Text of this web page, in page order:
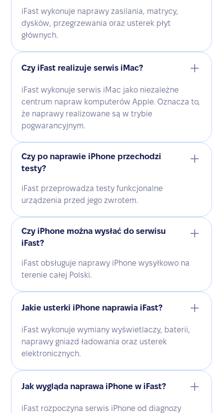
iFast wykonuje naprawy zasilania, matrycy,
dysków, przegrzewania oraz usterek płyt
głównych.
Czy iFast realizuje serwis iMac?
iFast wykonuje serwis iMac jako niezależne
centrum napraw komputerów Apple. Oznacza to,
że naprawy realizowane są w trybie
pogwarancyjnym.
Czy po naprawie iPhone przechodzi
testy?
iFast przeprowadza testy funkcjonalne
urządzenia przed jego zwrotem.
Czy iPhone można wysłać do serwisu
iFast?
iFast obsługuje naprawy iPhone wysyłkowo na
terenie całej Polski.
Jakie usterki iPhone naprawia iFast?
iFast wykonuje wymiany wyświetlaczy, baterii,
naprawy gniazd ładowania oraz usterek
elektronicznych.
Jak wygląda naprawa iPhone w iFast?
iFast rozpoczyna serwis iPhone od diagnozy